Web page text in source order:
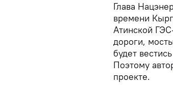
Глава
времени
Атинской
дороги,
будет
Поэтому
проекте.